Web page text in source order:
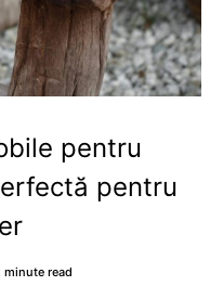
pentru
pentru
minute read